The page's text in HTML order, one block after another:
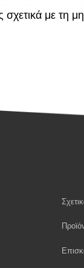
με τη